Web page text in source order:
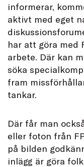
informerar,
aktivt med eget
har att göra med
arbete. Där kan
söka
fram
tankar.
Där får man
eller foton från
på bilden
inlägg är göra